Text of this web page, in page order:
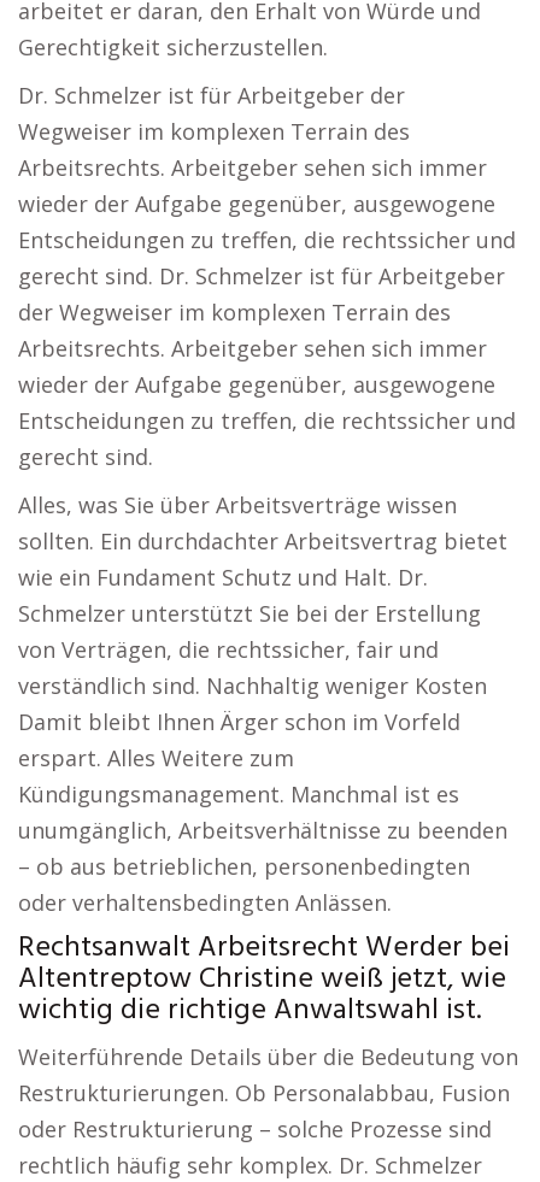
arbeitet er daran, den Erhalt von Würde und
Gerechtigkeit sicherzustellen.
Dr. Schmelzer ist für Arbeitgeber der
Wegweiser im komplexen Terrain des
Arbeitsrechts. Arbeitgeber sehen sich immer
wieder der Aufgabe gegenüber, ausgewogene
Entscheidungen zu treffen, die rechtssicher und
gerecht sind. Dr. Schmelzer ist für Arbeitgeber
der Wegweiser im komplexen Terrain des
Arbeitsrechts. Arbeitgeber sehen sich immer
wieder der Aufgabe gegenüber, ausgewogene
Entscheidungen zu treffen, die rechtssicher und
gerecht sind.
Alles, was Sie über Arbeitsverträge wissen
sollten. Ein durchdachter Arbeitsvertrag bietet
wie ein Fundament Schutz und Halt. Dr.
Schmelzer unterstützt Sie bei der Erstellung
von Verträgen, die rechtssicher, fair und
verständlich sind. Nachhaltig weniger Kosten
Damit bleibt Ihnen Ärger schon im Vorfeld
erspart. Alles Weitere zum
Kündigungsmanagement. Manchmal ist es
unumgänglich, Arbeitsverhältnisse zu beenden
– ob aus betrieblichen, personenbedingten
oder verhaltensbedingten Anlässen.
Rechtsanwalt Arbeitsrecht Werder bei
Altentreptow Christine weiß jetzt, wie
wichtig die richtige Anwaltswahl ist.
Weiterführende Details über die Bedeutung von
Restrukturierungen. Ob Personalabbau, Fusion
oder Restrukturierung – solche Prozesse sind
rechtlich häufig sehr komplex. Dr. Schmelzer